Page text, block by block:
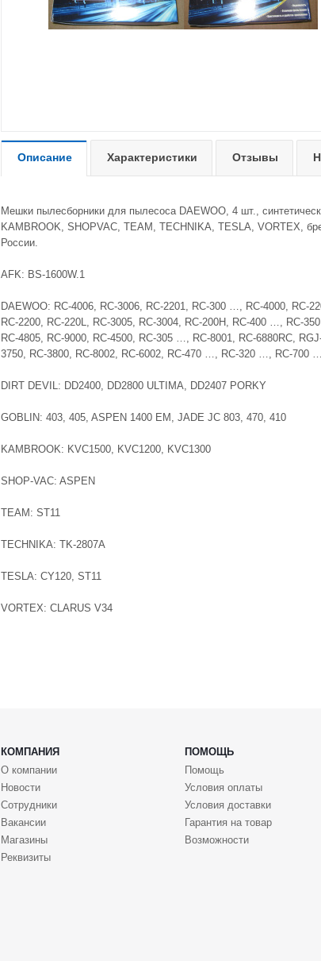
Описание Характеристики Отзывы
Мешки пылесборники для пылесоса DAEWOO, 4 шт.,
KAMBROOK, SHOPVAC, TEAM, TECHNIKA, TESLA, VORTEX,
России.
AFK: BS-1600W.1
DAEWOO: RC-4006, RC-3006, RC-2201, RC-300 …, RC-4000, RC-
RC-2200, RC-220L, RC-3005, RC-3004, RC-200H, RC-400 …, RC-
RC-4805, RC-9000, RC-4500, RC-305 …, RC-8001, RC-6880RC,
3750, RC-3800, RC-8002, RC-6002, RC-470 …, RC-320 …, RC-700
DIRT DEVIL: DD2400, DD2800 ULTIMA, DD2407 PORKY
GOBLIN: 403, 405, ASPEN 1400 EM, JADE JC 803, 470, 410
KAMBROOK: KVC1500, KVC1200, KVC1300
SHOP-VAC: ASPEN
TEAM: ST11
TECHNIKA: TK-2807A
TESLA: CY120, ST11
VORTEX: CLARUS V34
КОМПАНИЯ ПОМОЩЬ
О компании
Новости
Сотрудники
Вакансии
Магазины
Реквизиты
Помощь
Условия оплаты
Условия доставки
Гарантия на товар
Возможности